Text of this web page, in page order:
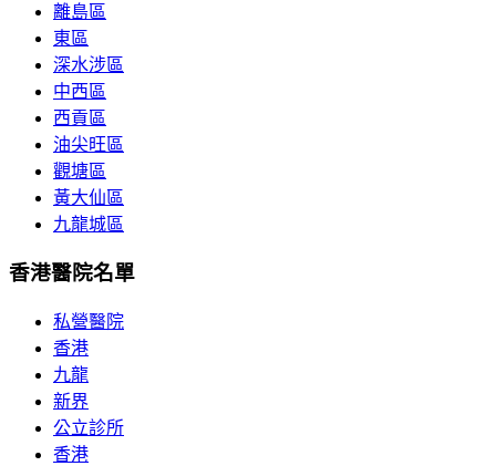
離島區
東區
深水涉區
中西區
西貢區
油尖旺區
觀塘區
黃大仙區
九龍城區
香港醫院名單
私營醫院
香港
九龍
新界
公立診所
香港